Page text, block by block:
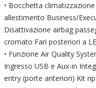
• Bocchetta
allestimento Business/
Disattivazione airbag
cromato Fari posteriori a
• Funzione Air Quality
Ingresso USB e Aux-in
entry (porte anteriori) Kit